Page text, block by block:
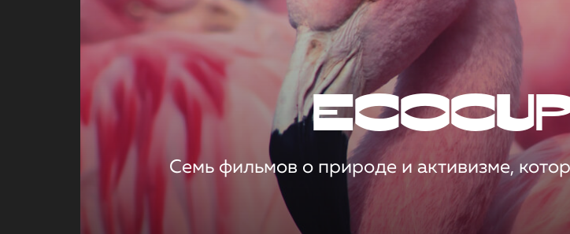
Семь фильмов о природе и активизме,